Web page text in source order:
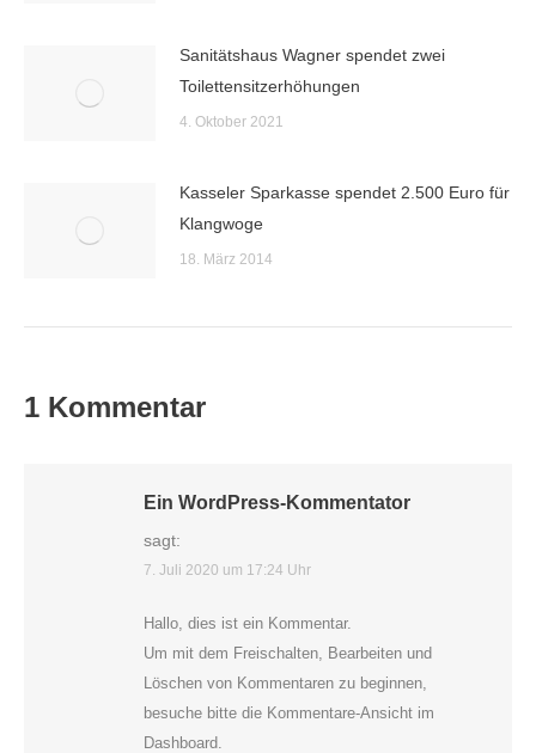
Sanitätshaus Wagner spendet zwei
Toilettensitzerhöhungen
4. Oktober 2021
Kasseler Sparkasse spendet 2.500 Euro für
Klangwoge
18. März 2014
1 Kommentar
Ein WordPress-Kommentator
sagt:
7. Juli 2020 um 17:24 Uhr
Hallo, dies ist ein Kommentar.
Um mit dem Freischalten, Bearbeiten und
Löschen von Kommentaren zu beginnen,
besuche bitte die Kommentare-Ansicht im
Dashboard.